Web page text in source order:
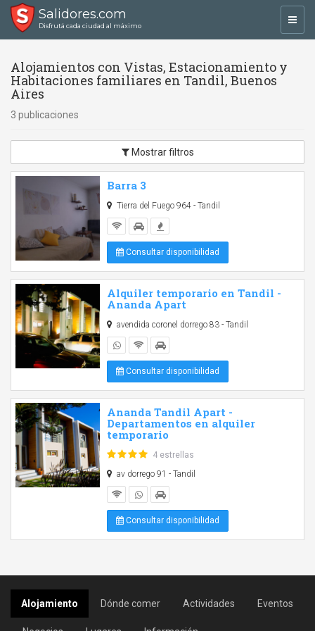
Salidores.com
Disfrutá cada ciudad al máximo
Alojamientos con Vistas, Estacionamiento y
Habitaciones familiares en Tandil, Buenos
Aires
3 publicaciones
Mostrar filtros
Barra 3
Tierra del Fuego 964 - Tandil
Consultar disponibilidad
Alquiler temporario en Tandil -
Ananda Apart
avendida coronel dorrego 83 - Tandil
Consultar disponibilidad
Ananda Tandil Apart -
Departamentos en alquiler
temporario
4 estrellas
av dorrego 91 - Tandil
Consultar disponibilidad
Alojamiento Dónde comer Actividades Eventos